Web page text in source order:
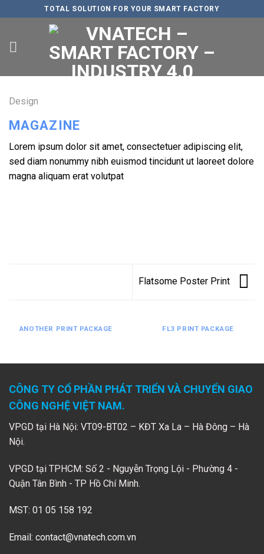
to
TOTAL SOLUTION FOR YOUR SMART FACTORY
Design
MAGAZINE
Lorem ipsum dolor sit amet, consectetuer adipiscing elit,
sed diam nonummy nibh euismod tincidunt ut laoreet dolore
magna aliquam erat volutpat
Flatsome Poster Print
ANOTHER PRINT PACKAGE FL3 PRINT PACKAGE
CÔNG TY CỔ PHẦN PHÁT TRIỂN VÀ CHUYỂN GIAO
CÔNG NGHỆ VIỆT NAM.
VPGD tại Hà Nội: VT09-BT02 – KĐT Xa La – Hà Đông – Hà
Nội.
VPGD tại TPHCM: Số 2 - Nguyễn Trọng Lội - Phường 4 -
Quận Tân Bình - TP Hồ Chí Minh.
MST: 01 05 158 192
Email: contact@vnatech.com.vn